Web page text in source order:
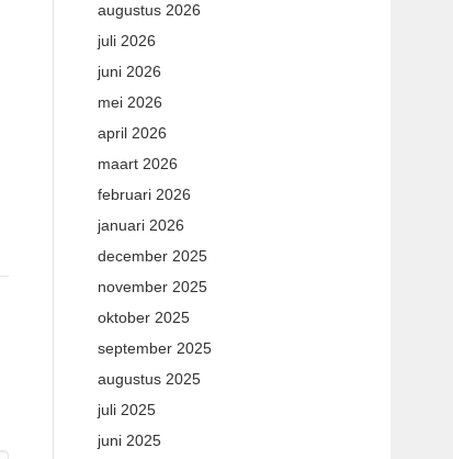
augustus 2026
juli 2026
juni 2026
mei 2026
april 2026
maart 2026
februari 2026
januari 2026
december 2025
november 2025
oktober 2025
september 2025
augustus 2025
juli 2025
juni 2025